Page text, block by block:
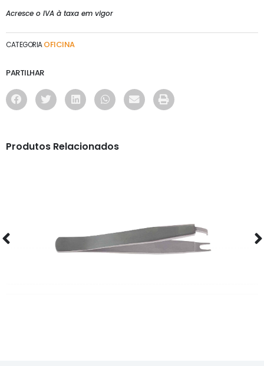
Acresce o IVA à taxa em vigor
CATEGORIA OFICINA
PARTILHAR
Produtos Relacionados
PINÇA - 3390